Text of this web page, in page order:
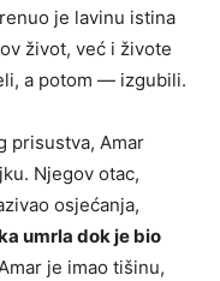
je lavinu istina
život, već i živote
a potom — izgubili.
prisustva, Amar
Njegov otac,
osjećanja,
umrla dok je bio
je imao tišinu,